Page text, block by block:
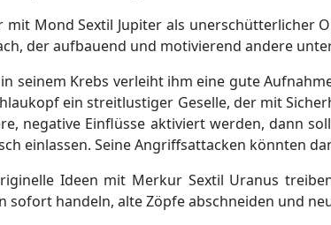
mit Mond Sextil Jupiter als unerschütterlicher
der aufbauend und motivierend andere
seinem Krebs verleiht ihm eine gute
ein streitlustiger Geselle, der mit
negative Einflüsse aktiviert werden, dann
einlassen. Seine Angriffsattacken könnten
Ideen mit Merkur Sextil Uranus
sofort handeln, alte Zöpfe abschneiden und